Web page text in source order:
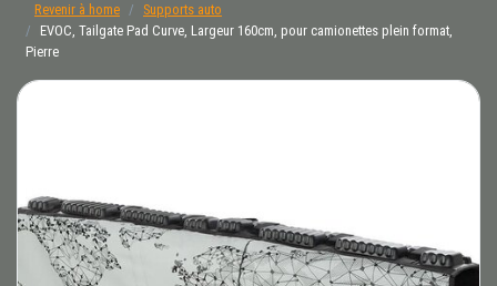
Revenir à home
Supports auto
EVOC, Tailgate Pad Curve, Largeur 160cm, pour camionettes plein format,
Pierre